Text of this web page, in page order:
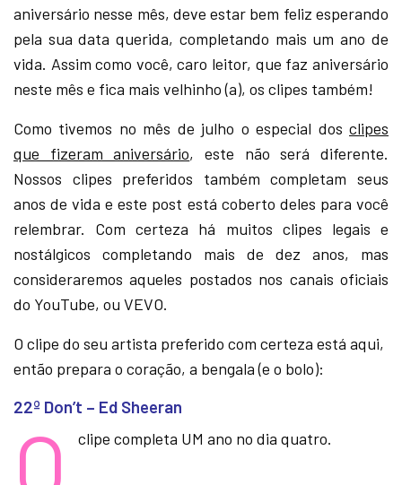
aniversário nesse mês, deve estar bem feliz esperando
pela sua data querida, completando mais um ano de
vida. Assim como você, caro leitor, que faz aniversário
neste mês e fica mais velhinho (a), os clipes também!
Como tivemos no mês de julho o especial dos clipes
que fizeram aniversário, este não será diferente.
Nossos clipes preferidos também completam seus
anos de vida e este post está coberto deles para você
relembrar. Com certeza há muitos clipes legais e
nostálgicos completando mais de dez anos, mas
consideraremos aqueles postados nos canais oficiais
do YouTube, ou VEVO.
O clipe do seu artista preferido com certeza está aqui,
então prepara o coração, a bengala (e o bolo):
22º Don’t – Ed Sheeran
O clipe completa UM ano no dia quatro.